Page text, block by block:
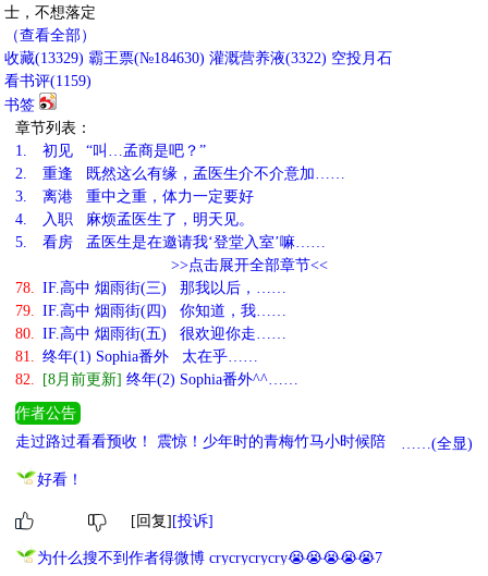
士，不想落定
（查看全部）
收藏(13329) 霸王票(№184630) 灌溉营养液(3322) 空投月石
看书评(1159)
书签
章节列表：
1.
初见 “叫…孟商是吧？”
2.
重逢 既然这么有缘，孟医生介不介意加……
3.
离港 重中之重，体力一定要好
4.
入职 麻烦孟医生了，明天见。
5.
看房 孟医生是在邀请我‘登堂入室’嘛……
>>点击展开全部章节<<
78. IF.高中 烟雨街(三) 那我以后，……
79. IF.高中 烟雨街(四) 你知道，我……
80. IF.高中 烟雨街(五) 很欢迎你走……
81. 终年(1) Sophia番外 太在乎……
82.
[8月前更新] 终年(2) Sophia番外^^……
作者公告
走过路过看看预收！ 震惊！少年时的青梅竹马小时候陪上弄堂公
厕，长大后竟陪上bxu&n#ng^&ih%！ 指路预收→《青石弄》又名口
嫌体正直竹马为何那样！
……(全显)
好看！
[回复] [投诉]
为什么搜不到作者得微博 crycrycrycry😭😭😭😭😭7